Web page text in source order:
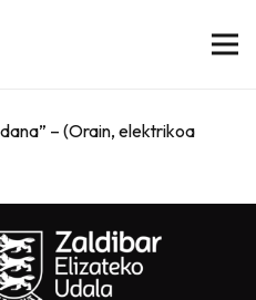
– (Orain, elektrikoa